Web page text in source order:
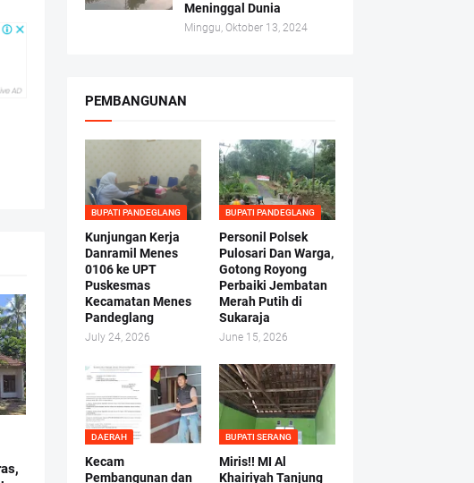
Meninggal Dunia
Minggu, Oktober 13, 2024
PEMBANGUNAN
BUPATI PANDEGLANG
Kunjungan Kerja
Danramil Menes
0106 ke UPT
Puskesmas
Kecamatan Menes
Pandeglang
July 24, 2026
BUPATI PANDEGLANG
Personil Polsek
Pulosari Dan Warga,
Gotong Royong
Perbaiki Jembatan
Merah Putih di
Sukaraja
June 15, 2026
DAERAH
Kecam
Pembangunan dan
BUPATI SERANG
Miris!! MI Al
Khairiyah Tanjung